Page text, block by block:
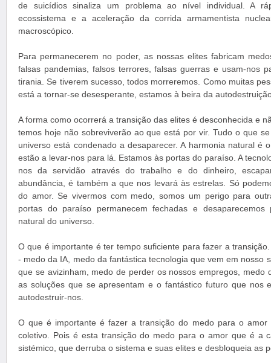
de suicídios sinaliza um problema ao nível individual. A
ecossistema e a aceleração da corrida armamentista
macroscópico.
Para permanecerem no poder, as nossas elites fabricam
falsas pandemias, falsos terrores, falsas guerras e usam-nos
tirania. Se tiverem sucesso, todos morreremos. Como muitas
está a tornar-se desesperante, estamos à beira da
A forma como ocorrerá a transição das elites é desconhecida e
temos hoje não sobreviverão ao que está por vir. Tudo o que
universo está condenado a desaparecer. A harmonia natural é
estão a levar-nos para lá. Estamos às portas do paraíso. A
nos da servidão através do trabalho e do dinheiro,
abundância, é também a que nos levará às estrelas. Só
do amor. Se vivermos com medo, somos um perigo para
portas do paraíso permanecem fechadas e
natural do universo.
O que é importante é ter tempo suficiente para fazer a
- medo da IA, medo da fantástica tecnologia que vem em nosso
que se avizinham, medo de perder os nossos empregos, medo
as soluções que se apresentam e o fantástico futuro que nos
autodestruir-nos.
O que é importante é fazer a transição do medo para o amor
coletivo. Pois é esta transição do medo para o amor que é a
sistémico, que derruba o sistema e suas elites e desbloqueia as